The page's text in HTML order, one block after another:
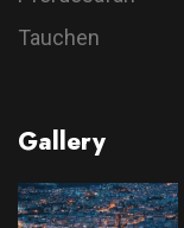
Tauchen
Gallery